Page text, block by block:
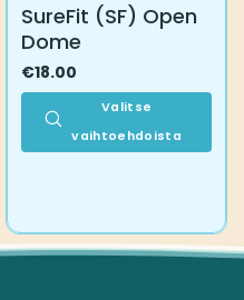
SureFit (SF) Open
Dome
€18.00
Valitse
vaihtoehdoista
on